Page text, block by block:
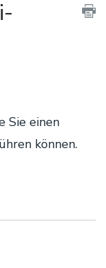
Sie einen
können.